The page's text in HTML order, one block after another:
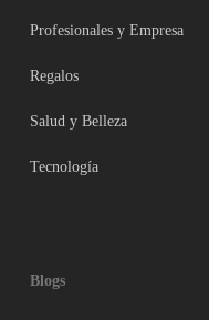
Profesionales y Empresa
Regalos
Salud y Belleza
Tecnología
Blogs